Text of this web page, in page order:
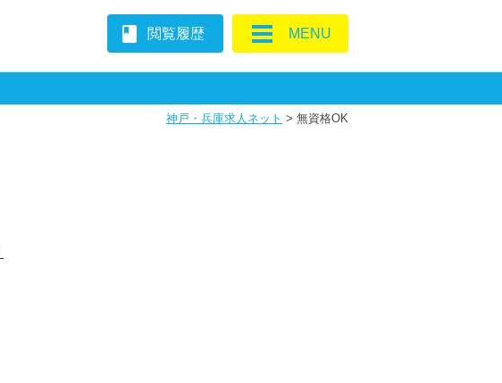
MENU
book 閲覧履歴
神戸・兵庫求人ネット > 無資格OK